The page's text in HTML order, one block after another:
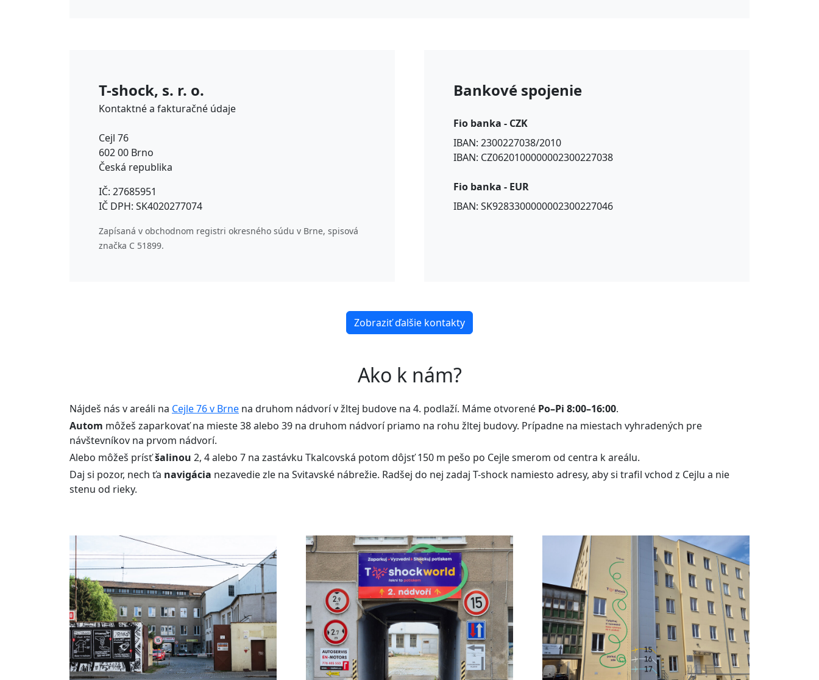
T-shock, s. r. o.
Kontaktné a fakturačné údaje
Cejl 76
602 00 Brno
Česká republika
IČ: 27685951
IČ DPH: SK4020277074
Zapísaná v obchodnom registri okresného súdu v Brne, spisová
značka C 51899.
Bankové spojenie
Fio banka - CZK
IBAN: 2300227038/2010
IBAN: CZ0620100000002300227038
Fio banka - EUR
IBAN: SK9283300000002300227046
Zobraziť ďalšie kontakty
Ako k nám?
Nájdeš nás v areáli na Cejle 76 v Brne na druhom nádvorí v žltej budove na 4. podlaží. Máme otvorené Po–Pi 8:00–16:00.
Autom môžeš zaparkovať na mieste 38 alebo 39 na druhom nádvorí priamo na rohu žltej budovy. Prípadne na miestach vyhradených pre
návštevníkov na prvom nádvorí.
Alebo môžeš prísťšalinou 2, 4 alebo 7 na zastávku Tkalcovská potom dôjsť 150 m pešo po Cejle smerom od centra k areálu.
Daj si pozor, nech ťa navigácia nezavedie zle na Svitavské nábrežie. Radšej do nej zadaj T-shock namiesto adresy, aby si trafil vchod z Cejlu a nie
stenu od rieky.